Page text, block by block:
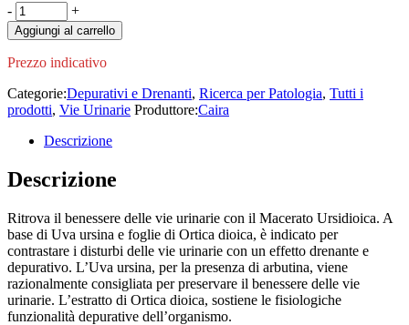
Ursidioica
Macerato
50ml
quantity
- +
Aggiungi al carrello
Prezzo indicativo
Categorie:Depurativi e Drenanti, Ricerca per Patologia, Tutti i
prodotti, Vie Urinarie Produttore:Caira
Descrizione
Descrizione
Ritrova il benessere delle vie urinarie con il Macerato Ursidioica. A
base di Uva ursina e foglie di Ortica dioica, è indicato per
contrastare i disturbi delle vie urinarie con un effetto drenante e
depurativo. L’Uva ursina, per la presenza di arbutina, viene
razionalmente consigliata per preservare il benessere delle vie
urinarie. L’estratto di Ortica dioica, sostiene le fisiologiche
funzionalità depurative dell’organismo.